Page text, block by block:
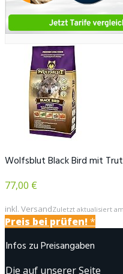
Wolfsblut Black Bird mit
77,00 €
inkl. VersandZuletzt aktualisiert
Preis bei prüfen!*
Infos zu Preisangaben
Die auf unserer Seite